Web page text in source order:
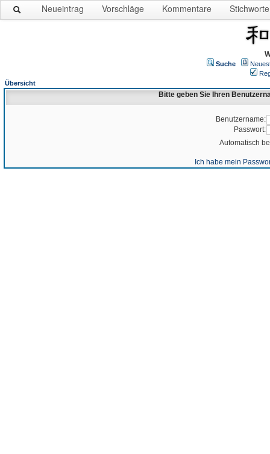
Neueintrag Vorschläge Kommentare Stichworte
Suche
Übersicht
Bitte geben Sie Ihren
Benutzername:
Passwort:
Automatisch
Ich habe mein